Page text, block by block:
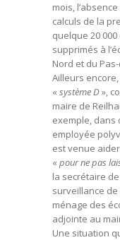
mois,
calculs de la
quelque 20
supprimés à
Nord et du
Ailleurs
« système D»,
maire de
exemple, dans
employée
est venue
« pour ne pas
la secrétaire
surveillance
ménage des
adjointe au
Une situation